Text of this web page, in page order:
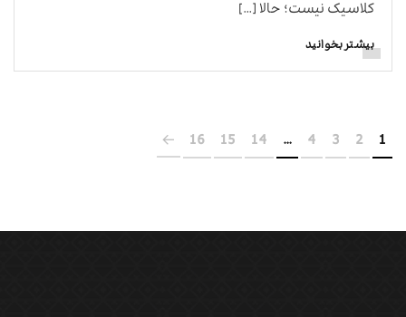
کلاسیک نیست؛ حالا […]
بیشتر بخوانید
1
2
3
4
…
14
15
16